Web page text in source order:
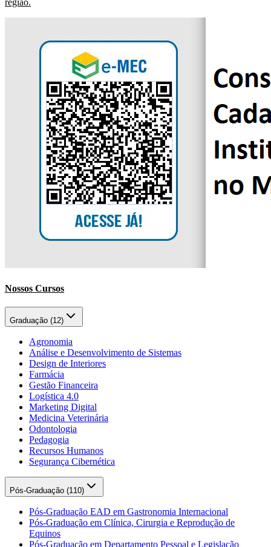
Nossos Cursos
Graduação (12)
Agronomia
Análise e Desenvolvimento de Sistemas
Design de Interiores
Farmácia
Gestão Financeira
Logística 4.0
Marketing Digital
Medicina Veterinária
Odontologia
Pedagogia
Recursos Humanos
Segurança Cibernética
Pós-Graduação (110)
Pós-Graduação EAD em Gastronomia Internacional
Pós-Graduação em Clínica, Cirurgia e Reprodução de
Equinos
Pós-Graduação em Departamento Pessoal e Legislação